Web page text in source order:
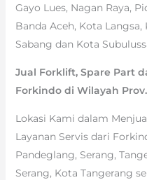
Gayo Lues, Nagan Raya,
Banda Aceh, Kota
Sabang dan Kota
Jual Forklift, Spare Part
Forkindo di Wilayah
Lokasi Kami dalam
Layanan Servis dari
Pandeglang, Serang,
Serang, Kota Tangerang